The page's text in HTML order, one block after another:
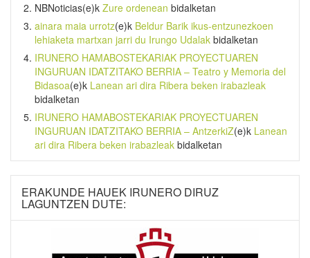
NBNoticias(e)k Zure ordenean bidalketan
ainara maia urrotz(e)k Beldur Barik ikus-entzunezkoen
lehiaketa martxan jarri du Irungo Udalak bidalketan
IRUNERO HAMABOSTEKARIAK PROYECTUAREN
INGURUAN IDATZITAKO BERRIA – Teatro y Memoria del
Bidasoa(e)k Lanean ari dira Ribera beken irabazleak
bidalketan
IRUNERO HAMABOSTEKARIAK PROYECTUAREN
INGURUAN IDATZITAKO BERRIA – AntzerkiZ(e)k Lanean
ari dira Ribera beken irabazleak bidalketan
ERAKUNDE HAUEK IRUNERO DIRUZ
LAGUNTZEN DUTE: